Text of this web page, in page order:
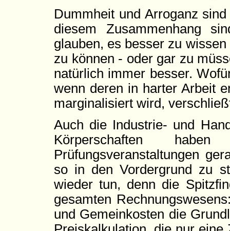
Dummheit und Arroganz
diesem Zusammenhang
glauben, es besser zu
zu können - oder gar zu
natürlich immer besser.
wenn deren in harter Arbeit
marginalisiert wird,
Auch die Industrie- und
Körperschaften
Prüfungsveranstaltungen
so in den Vordergrund zu
wieder tun, denn die
gesamten
und Gemeinkosten die